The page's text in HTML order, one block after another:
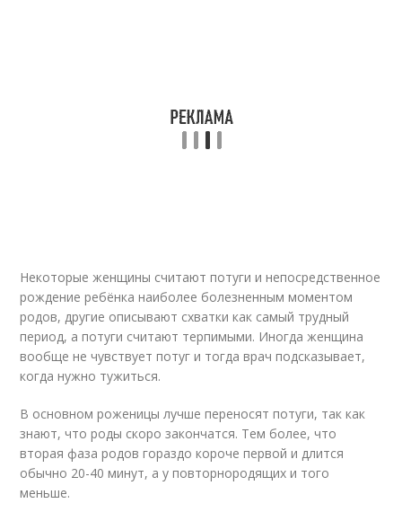
Некоторые женщины считают потуги и непосредственное
рождение ребёнка наиболее болезненным моментом
родов, другие описывают схватки как самый трудный
период, а потуги считают терпимыми. Иногда женщина
вообще не чувствует потуг и тогда врач подсказывает,
когда нужно тужиться.
В основном роженицы лучше переносят потуги, так как
знают, что роды скоро закончатся. Тем более, что
вторая фаза родов гораздо короче первой и длится
обычно 20-40 минут, а у повторнородящих и того
меньше.